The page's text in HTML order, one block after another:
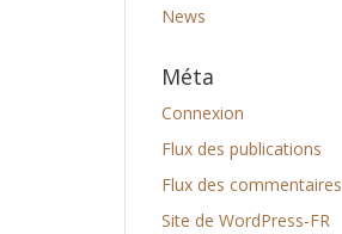
News
Méta
Connexion
Flux des publications
Flux des commentaires
Site de WordPress-FR